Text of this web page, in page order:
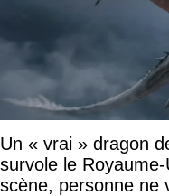
Un « vrai » dragon
survole le
scène, personne ne